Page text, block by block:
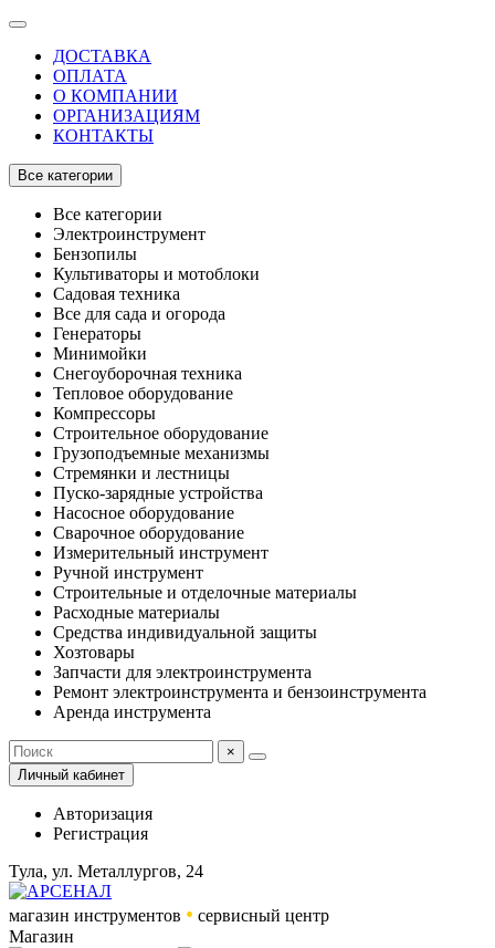
ДОСТАВКА
ОПЛАТА
О КОМПАНИИ
ОРГАНИЗАЦИЯМ
КОНТАКТЫ
Все категории
Все категории
Электроинструмент
Бензопилы
Культиваторы и мотоблоки
Садовая техника
Все для сада и огорода
Генераторы
Минимойки
Снегоуборочная техника
Тепловое оборудование
Компрессоры
Строительное оборудование
Грузоподъемные механизмы
Стремянки и лестницы
Пуско-зарядные устройства
Насосное оборудование
Сварочное оборудование
Измерительный инструмент
Ручной инструмент
Строительные и отделочные материалы
Расходные материалы
Средства индивидуальной защиты
Хозтовары
Запчасти для электроинструмента
Ремонт электроинструмента и бензоинструмента
Аренда инструмента
×
Личный кабинет
Авторизация
Регистрация
Тула, ул. Металлургов, 24
магазин инструментов • сервисный центр
Магазин